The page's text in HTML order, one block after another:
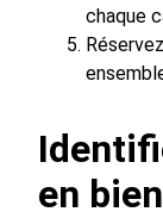
chaque
en